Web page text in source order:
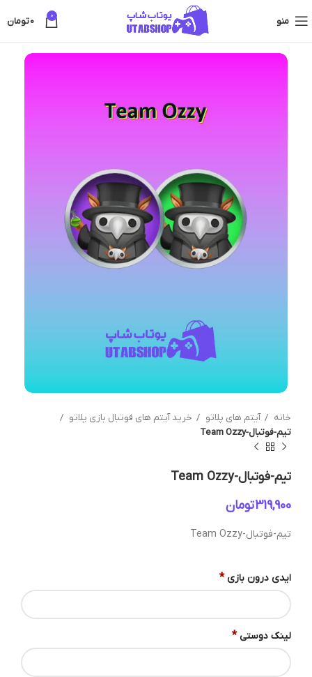
منو 0
0تومان
خانه آیتم های پلاتو
خرید آیتم های فوتبال بازی پلاتو
تیم-فوتبال-Team Ozzy
تیم-فوتبال-Team Ozzy
تومان
تیم-فوتبال-Team Ozzy
ایدی درون بازی *
لینک دوستی *